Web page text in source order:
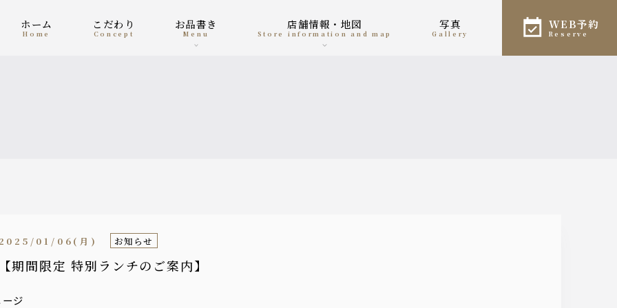
ホーム
home
こだわり
concept
お品書き
menu
店舗情報・地図
Store information and map
写真
gallery
WEB予約
reserve
期間限定 特別ランチのご案内】
01/06(月) お知らせ